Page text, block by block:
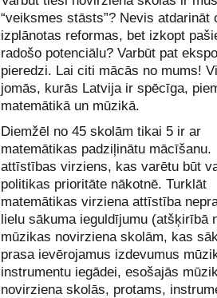
“veiksmes stāsts”? Nevis atdarināt
izplānotas reformas, bet izkopt
radošo potenciālu? Varbūt pat
pieredzi. Lai citi mācās no mums!
jomās, kurās Latvija ir spēcīga,
matemātikā un mūzikā.
Diemžēl no 45 skolām tikai 5 ir ar
matemātikas padziļinātu
attīstības virziens, kas varētu būt
politikas prioritāte nākotnē. Turklāt
matemātikas virziena attīstība
lielu sākuma ieguldījumu (atšķirībā
mūzikas novirziena skolām, kas
prasa ievērojamus izdevumus
instrumentu iegādei, esošajās
novirziena skolās, protams,